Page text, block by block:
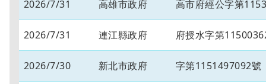
2026/7/31 高雄市政府 高市府經公字第
2026/7/31 連江縣政府 府授水字第
2026/7/30 新北市政府 字第1151497092號